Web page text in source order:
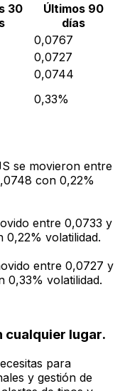
30
Últimos 90
días
0,0767
0,0727
0,0744
0,33%
se movieron entre
con 0,22%
entre 0,0733 y
volatilidad.
entre 0,0727 y
0,33% volatilidad.
cualquier lugar.
para
y gestión de